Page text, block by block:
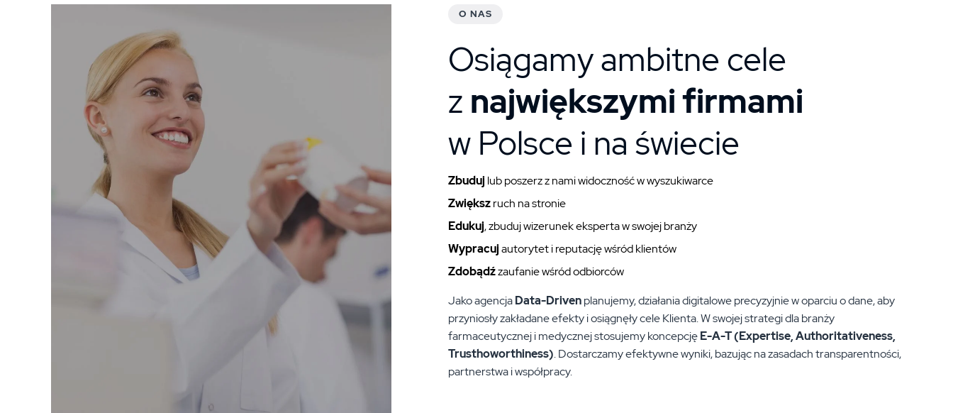
O NAS
Osiągamy ambitne cele
z największymi firmami
w Polsce i na świecie
Zbudujlub poszerz z nami widoczność w wyszukiwarce
Zwiększruch na stronie
Edukuj, zbuduj wizerunek eksperta w swojej branży
Wypracujautorytet i reputację wśród klientów
Zdobądźzaufanie wśród odbiorców
Jako agencjaData-Drivenplanujemy, działania digitalowe precyzyjnie w oparciu o dane, aby
przyniosły zakładane efekty i osiągnęły cele Klienta. W swojej strategi dla branży
farmaceutycznej i medycznej stosujemy koncepcjęE-A-T(Expertise, Authoritativeness,
Trusthoworthiness). Dostarczamy efektywne wyniki, bazując na zasadach transparentności,
partnerstwa i współpracy.